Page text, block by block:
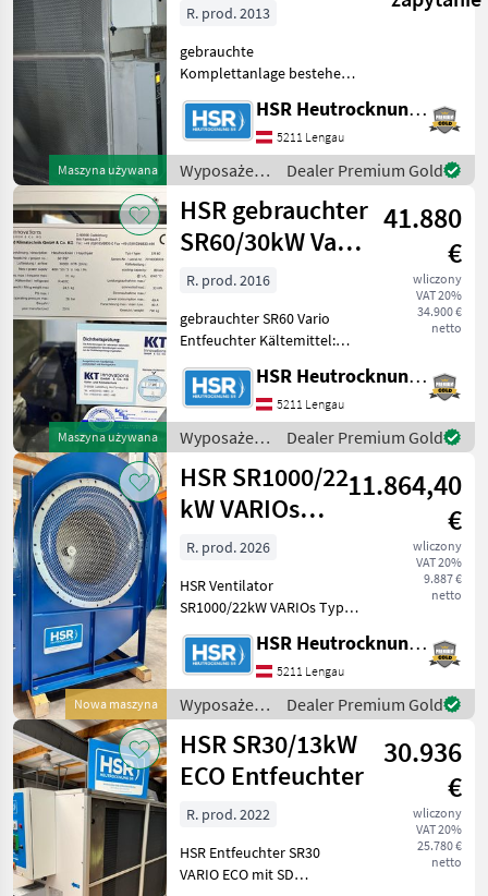
Maszyna używana
SR900/15kW
Lüfter
R. prod. 2013
gebrauchte
Komplettanlage bestehend
Anschlussleistung: 18kW
Baujahr 2013
Gehäusestellung OJL inkl.
Frequenzumrichter letzter
Serv
HSR Heutrocknung SR GmbH
5211 Lengau
Wyposażenia
stajne i
ogrodowe /
HSR
Dealer Premium Gold
Maszyna używana
HSR gebrauchter
SR60/30kW Vario
Entfeuchter
41.880
€
wliczony
VAT 20%
34.900 €
netto
R. prod. 2016
gebrauchter SR60 Vario
Entfeuchter Kältemittel:
24, 5 kg Baujahr: 2016
Gehäusestellung: OJL
Maße: L: 2800 T: 1200 H:
2450 mm mit Va
HSR Heutrocknung SR GmbH
5211 Lengau
Wyposażenia
stajne i
ogrodowe /
HSR
Dealer Premium Gold
Nowa maszyna
HSR SR1000/22
kW VARIOs
Ventilator
11.864,40
€
wliczony
VAT 20%
9.887 €
netto
R. prod. 2026
HSR Ventilator
SR1000/22kW VARIOs Typ
kW Gehäusestellung: LG270
Ausführung: · Einseitig
saugender
Hochleistungsradialventilator
· 6-po
HSR Heutrocknung SR GmbH
5211 Lengau
Wyposażenia
stajne i
ogrodowe /
HSR
Dealer Premium Gold
HSR SR30/13kW
ECO Entfeuchter
30.936
€
wliczony
VAT 20%
25.780 €
netto
R. prod. 2022
HSR Entfeuchter SR30
VARIO ECO mit SD